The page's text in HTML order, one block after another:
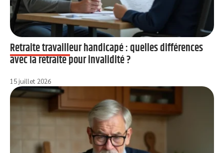
Retraite travailleur handicapé : quelles différences
avec la retraite pour invalidité ?
15 juillet 2026